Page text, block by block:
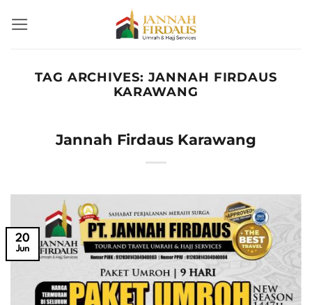
TAG ARCHIVES: JANNAH FIRDAUS
KARAWANG
Jannah Firdaus Karawang
20
Jun